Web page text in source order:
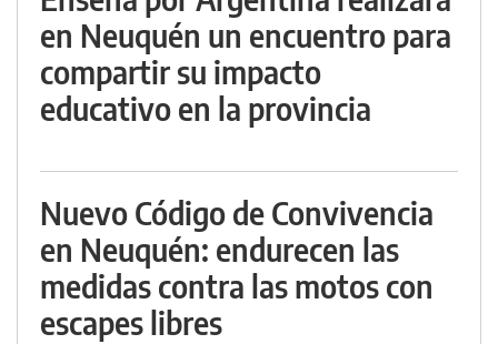
en Neuquén un encuentro para
compartir su impacto
educativo en la provincia
Nuevo Código de Convivencia
en Neuquén: endurecen las
medidas contra las motos con
escapes libres